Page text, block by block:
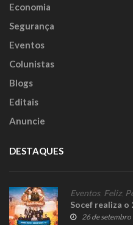
Economia
Segurança
Eventos
Colunistas
Blogs
Editais
Anuncie
DESTAQUES
Eventos, Feliz,
Socef realiza o
26 de